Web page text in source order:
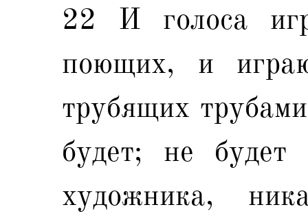
22 И голоса
поющих, и
трубящих
будет; не
художника,